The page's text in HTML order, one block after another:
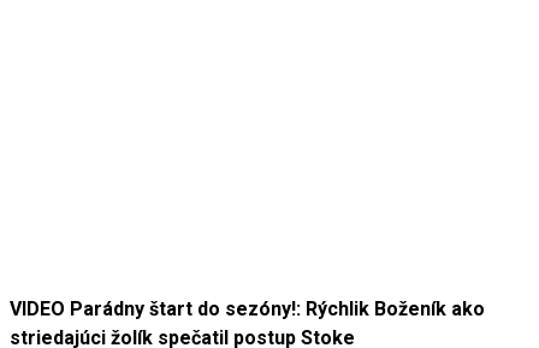
VIDEO Parádny štart do sezóny!: Rýchlik Boženík ako
striedajúci žolík spečatil postup Stoke